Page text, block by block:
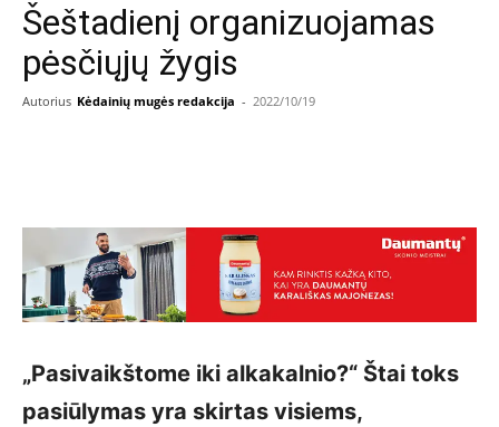
Šeštadienį organizuojamas
pėsčiųjų žygis
Autorius Kėdainių mugės redakcija - 2022/10/19
„Pasivaikštome iki alkakalnio?“ Štai toks
pasiūlymas yra skirtas visiems,